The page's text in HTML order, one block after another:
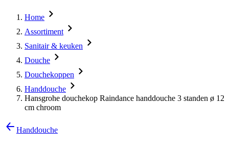
Home
Assortiment
Sanitair & keuken
Douche
Douchekoppen
Handdouche
Hansgrohe douchekop Raindance handdouche 3 standen ø 12
cm chroom
Handdouche